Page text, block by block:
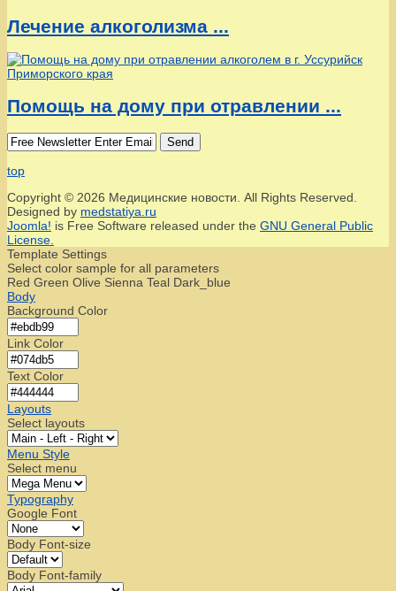
Лечение алкоголизма ...
Помощь на дому при отравлении ...
Send
top
Copyright © 2026 Медицинские новости. All Rights Reserved.
Designed by medstatiya.ru
Joomla! is Free Software released under the GNU General Public
License.
Template Settings
Select color sample for all parameters
Red Green Olive Sienna Teal Dark_blue
Body
Background Color
Link Color
Text Color
Layouts
Select layouts
Menu Style
Select menu
Typography
Google Font
Body Font-size
Body Font-family